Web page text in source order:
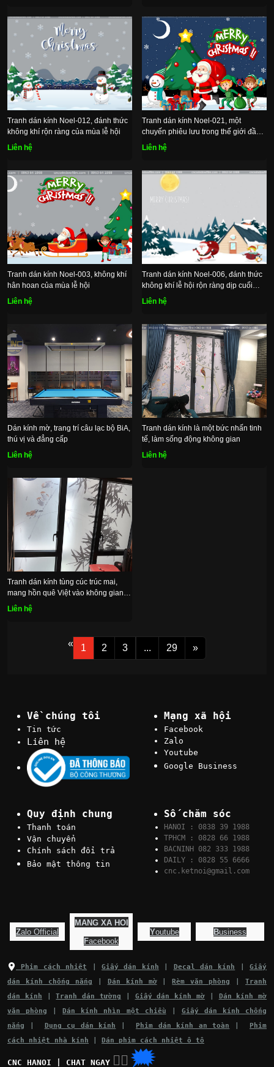
Tranh dán kính Noel-012, đánh thức
không khí rộn ràng của mùa lễ hội
Liên hệ
Tranh dán kính Noel-021, một
chuyến phiêu lưu trong thế giới đầy
màu sắc
Liên hệ
Tranh dán kính Noel-003, không khí
hân hoan của mùa lễ hội
Liên hệ
Tranh dán kính Noel-006, đánh thức
không khí lễ hội rộn ràng dịp cuối
năm
Liên hệ
Dán kính mờ, trang trí câu lạc bộ BiA,
thú vị và đẳng cấp
Liên hệ
Tranh dán kính là một bức nhấn tinh
tế, làm sống động không gian
Liên hệ
Tranh dán kính tùng cúc trúc mai,
mang hồn quê Việt vào không gian
sống
Liên hệ
« 1 2 3 ... 29 »
Về chúng tôi
Tin tức
Liên hệ
Mạng xã hội
Facebook
Zalo
Youtube
Google Business
Quy định chung
Thanh toán
Vận chuyển
Chính sách đổi trả
Bảo mật thông tin
Số chăm sóc
HANOI : 0838 39 1988
TPHCM : 0828 66 1988
BACNINH 082 333 1988
DAILY : 0828 55 6666
cnc.ketnoi@gmail.com
Zalo Official
MANG XA HOI
Facebook
Youtube Business
Phim cách nhiệt Giấy dán kính Decal dán kính |Giấy
dán kính chống nắng
Dán kính mờ Rèm văn phòng |Tranh
dán kính
Tranh dán tường Giấy dán kính mờ
Dán kính mờ
văn phòng
Dán kính nhìn một chiều
Giấy dán kính chống
nắng
Dụng cụ dán kính Phim dán kính an toàn
Phim
cách nhiệt nhà kính
Dán phim cách nhiệt ô tô
CNC HANOI | CHAT NGAY 👉🏽 🗯